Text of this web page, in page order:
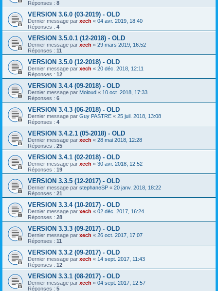
Réponses : 8
VERSION 3.6.0 (03-2019) - OLD
Dernier message par xech « 04 avr. 2019, 18:40
Réponses : 4
VERSION 3.5.0.1 (12-2018) - OLD
Dernier message par xech « 29 mars 2019, 16:52
Réponses : 11
VERSION 3.5.0 (12-2018) - OLD
Dernier message par xech « 20 déc. 2018, 12:11
Réponses : 12
VERSION 3.4.4 (09-2018) - OLD
Dernier message par Moloud « 10 oct. 2018, 17:33
Réponses : 6
VERSION 3.4.3 (06-2018) - OLD
Dernier message par Guy PASTRE « 25 juil. 2018, 13:08
Réponses : 4
VERSION 3.4.2.1 (05-2018) - OLD
Dernier message par xech « 28 mai 2018, 12:28
Réponses : 25
VERSION 3.4.1 (02-2018) - OLD
Dernier message par xech « 30 avr. 2018, 12:52
Réponses : 19
VERSION 3.3.5 (12-2017) - OLD
Dernier message par stephaneSP « 20 janv. 2018, 18:22
Réponses : 21
VERSION 3.3.4 (10-2017) - OLD
Dernier message par xech « 02 déc. 2017, 16:24
Réponses : 28
VERSION 3.3.3 (09-2017) - OLD
Dernier message par xech « 26 oct. 2017, 17:07
Réponses : 11
VERSION 3.3.2 (09-2017) - OLD
Dernier message par xech « 14 sept. 2017, 11:43
Réponses : 12
VERSION 3.3.1 (08-2017) - OLD
Dernier message par xech « 04 sept. 2017, 12:57
Réponses : 5